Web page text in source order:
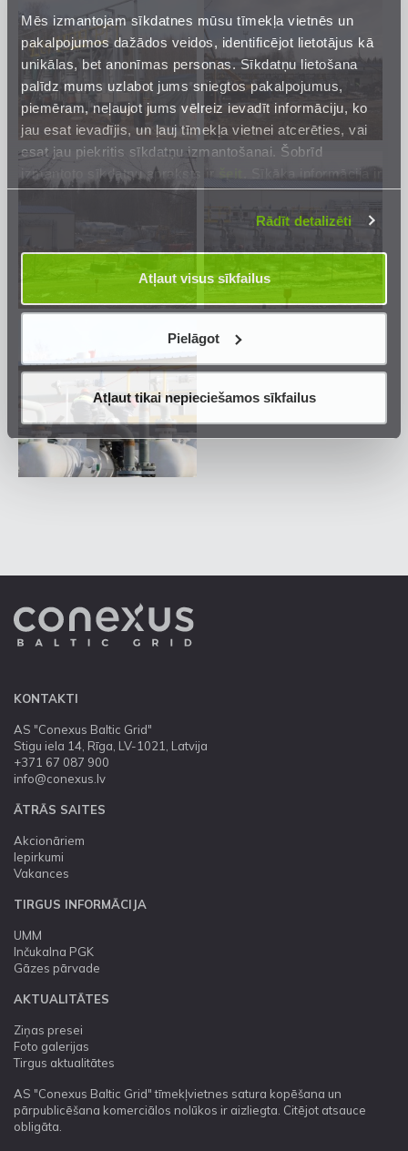
Mēs izmantojam sīkdatnes mūsu tīmekļa vietnēs un
pakalpojumos dažādos veidos, identificējot lietotājus kā
unikālas, bet anonīmas personas. Sīkdatņu lietošana
palīdz mums uzlabot jums sniegtos pakalpojumus,
piemēram, neļaujot jums vēlreiz ievadīt informāciju, ko
jau esat ievadījis, un ļauj tīmekļa vietnei atcerēties, vai
esat jau piekritis sīkdatņu izmantošanai. Šobrīd
izmantoto sīkdatņu apraksts ir
. Sīkāka informācija ir
mūsuPrivātuma atrunā.
Rādīt detalizēti
Atļaut visus sīkfailus
Pielāgot
Atļaut tikai nepieciešamos sīkfailus
KONTAKTI
AS "Conexus Baltic Grid"
Stigu iela 14, Rīga, LV-1021, Latvija
+371 67 087 900
info@conexus.lv
ĀTRĀS SAITES
Akcionāriem
Iepirkumi
Vakances
TIRGUS INFORMĀCIJA
UMM
Inčukalna PGK
Gāzes pārvade
AKTUALITĀTES
Ziņas presei
Foto galerijas
Tirgus aktualitātes
AS "Conexus Baltic Grid" tīmekļvietnes satura kopēšana un
pārpublicēšana komerciālos nolūkos ir aizliegta. Citējot atsauce
obligāta.